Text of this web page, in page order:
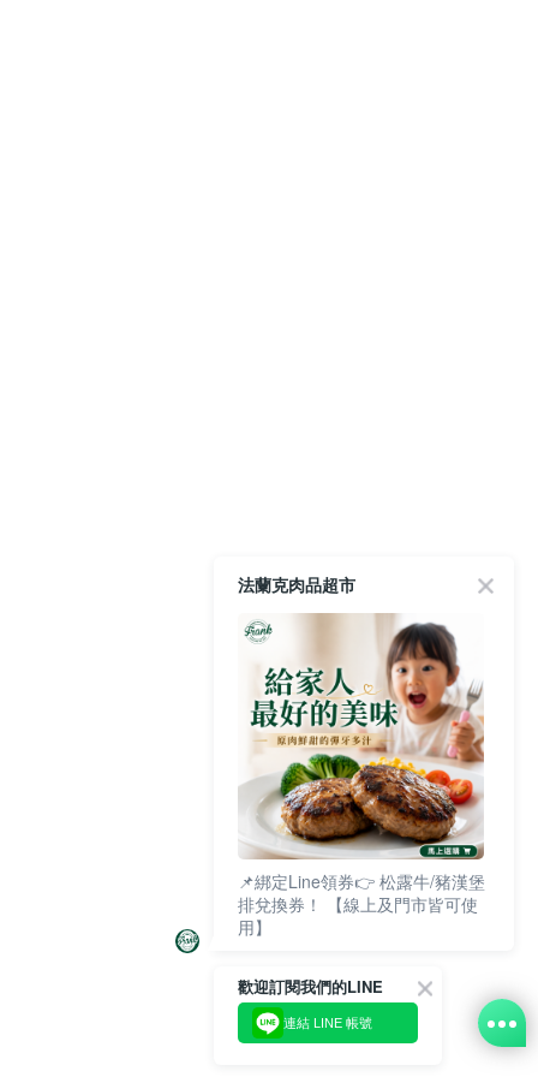
法蘭克肉品超市
📌綁定Line領券👉 松露牛/豬漢堡
排兌換券！ 【線上及門市皆可使
用】
歡迎訂閱我們的LINE
連結 LINE 帳號